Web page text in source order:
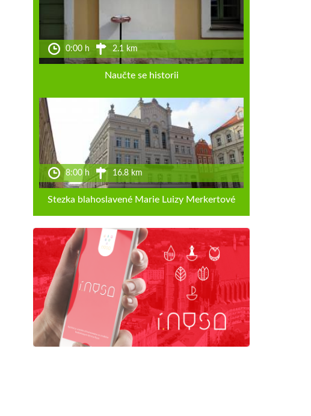
0:00 h 2.1 km
Naučte se historii
8:00 h 16.8 km
Stezka blahoslavené Marie Luizy Merkertové